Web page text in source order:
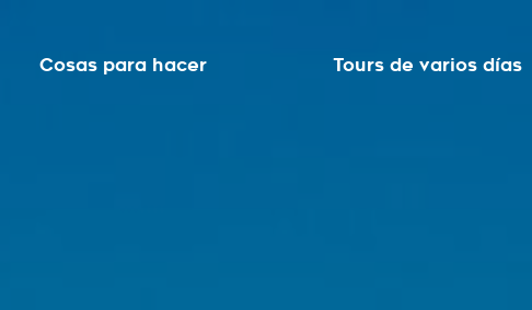
Cosas para hacer Tours de varios días